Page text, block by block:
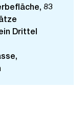
83
Drittel